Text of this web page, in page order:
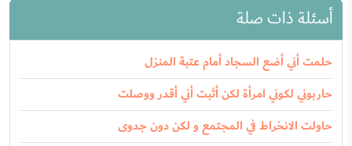
أسئلة ذات صلة
حلمت أني أضع السجاد أمام عتبة المنزل
حاربوني لكوني امرأة لكن أثبت أني أقدر ووصلت
حاولت الانخراط في المجتمع و لكن دون جدوى